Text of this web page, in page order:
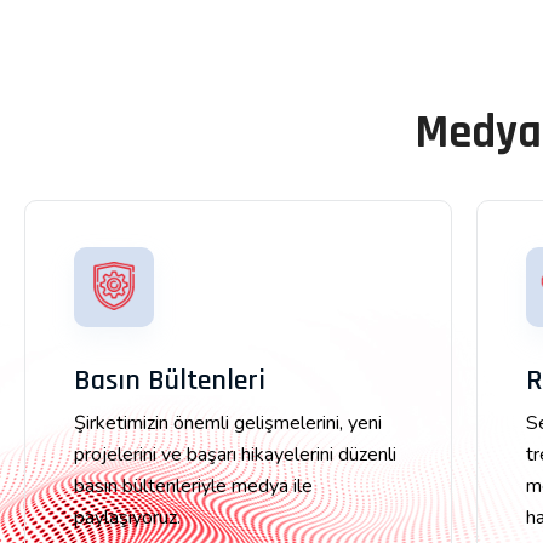
Basın Bültenleri
Şirketimizin önemli gelişmelerini, yeni
projelerini ve başarı hikayelerini düzenli
basın bültenleriyle medya ile
paylaşıyoruz.